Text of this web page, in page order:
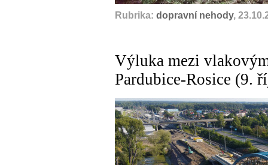
Rubrika: dopravní nehody,
Výluka mezi
Pardubice-Rosice (9.